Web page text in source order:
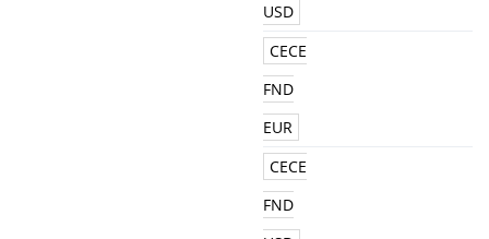
USD
CECE
FND
EUR
CECE
FND